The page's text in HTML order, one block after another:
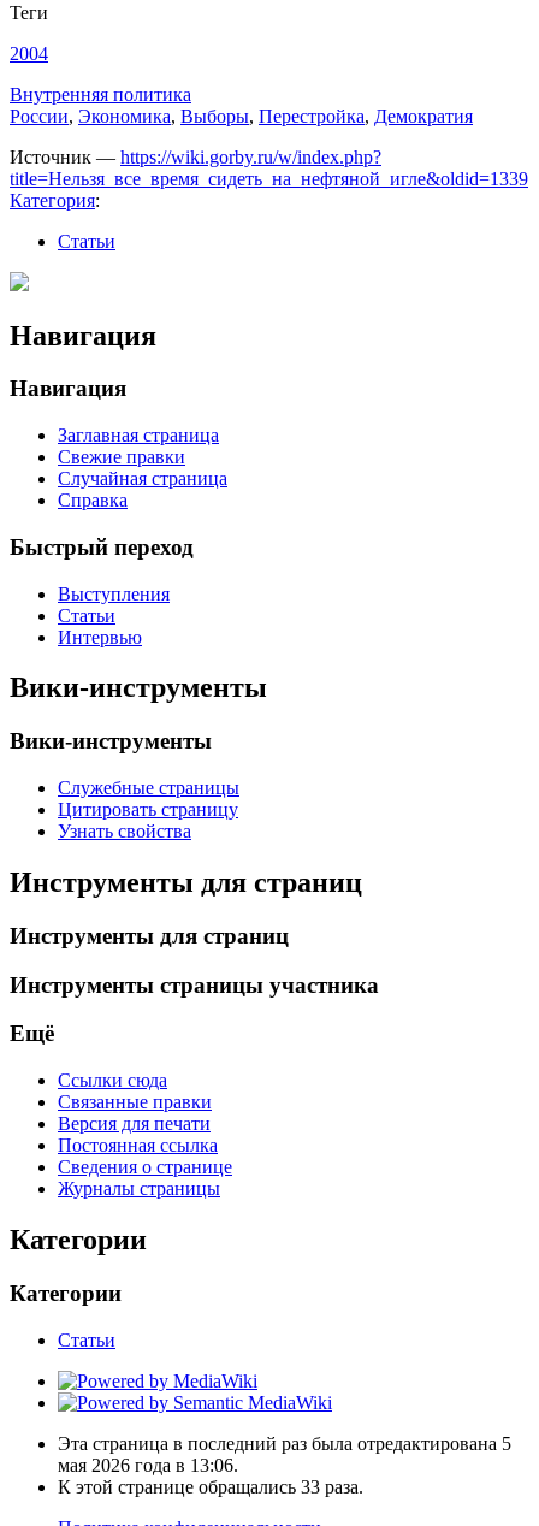
Теги
2004
Внутренняя политика
России, Экономика, Выборы, Перестройка, Демократия
Источник — https://wiki.gorby.ru/w/index.php?
title=Нельзя_все_время_сидеть_на_нефтяной_игле&oldid=1339
Категория:
Статьи
Навигация
Навигация
Заглавная страница
Свежие правки
Случайная страница
Справка
Быстрый переход
Выступления
Статьи
Интервью
Вики-инструменты
Вики-инструменты
Служебные страницы
Цитировать страницу
Узнать свойства
Инструменты для страниц
Инструменты для страниц
Инструменты страницы участника
Ещё
Ссылки сюда
Связанные правки
Версия для печати
Постоянная ссылка
Сведения о странице
Журналы страницы
Категории
Категории
Статьи
Эта страница в последний раз была отредактирована 5
мая 2026 года в 13:06.
К этой странице обращались 33 раза.